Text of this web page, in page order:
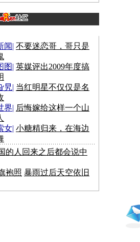
闻| 不要迷恋哥，哥只是
图| 英媒评出2009年度搞
旯 | 当红明星不仅仅是名
界| 后悔嫁给这样一个山
女| 小糖精归来，在海边
的人回来之后都会说中
袍照 暴雨过后天空依旧